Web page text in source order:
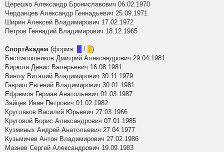
Церешко Александр Брониславович 06.02.1970
Черданцев Александр Геннадьевич 25.09.1971
Ширин Алексей Владимирович 17.02.1972
Петров Геннадий Владимирович 18.12.1965
СпортАкадем (форма: /
)
Бесшапошников Дмитрий Александрович 29.04.1981
Бирюля Денис Валерьевич 16.08.1981
Виншу Виталий Владимирович 30.11.1979
Гавриш Евгений Владимирович 30.01.1981
Ефремов Герман Анатольевич 01.03.1987
Зайцев Иван Петрович 01.02.1982
Кругляков Василий Юрьевич 27.03.1966
Круговой Борис Александрович 07.01.1985
Кузминых Андрей Анатольевич 27.04.1977
Кузьмичев Антон Владимирович 27.02.1986
Мазнев Сергей Александрович 19.09.1983